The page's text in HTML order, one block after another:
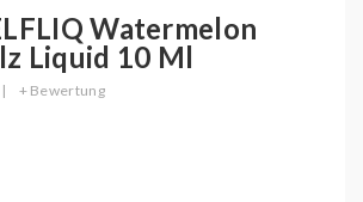
Watermelon
Liquid 10 Ml
| + Bewertung